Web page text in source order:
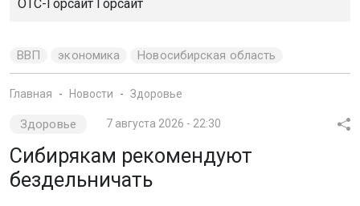
ОТС-Горсайт Горсайт
ВВП экономика Новосибирская область
Главная Новости Здоровье
Здоровье 7 августа 2026 - 22:30
Сибирякам рекомендуют
бездельничать